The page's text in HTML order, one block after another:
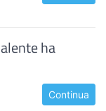
ha
Continua